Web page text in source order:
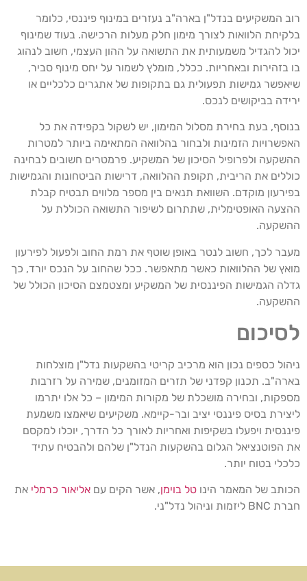
רוב המשקיעים בנדל"ן בארה"ב נעזרים במינוף פיננסי, כלומר
בלקיחת הלוואות לצורך מימון חלק מעלות הרכישה. בעוד שמינוף
יכול להגדיל משמעותית את התשואה על ההון העצמי, חשוב לנהוג
בו בזהירות ובאחריות. ככלל, מומלץ לשמור על יחס מינוף סביר,
שיאפשר גמישות תפעולית גם בתקופות של אתגרים כלכליים או
ירידה בביקושים לנכס.
בנוסף, בעת בחירת מסלול המימון, יש לשקול בקפידה את כל
האפשרויות הזמינות ולבחור בהלוואה המתאימה ביותר למטרות
ההשקעה ולפרופיל הסיכון של המשקיע. פרמטרים חשובים לבחינה
כוללים את הריבית, תקופת ההלוואה, דרישות הביטחונות והגמישות
בפירעון מוקדם. השוואת תנאים בין מספר מלווים תבטיח קבלת
ההצעה האופטימלית, שתתרום לשיפור התשואה הכוללת על
ההשקעה.
מעבר לכך, חשוב לנטר באופן שוטף את רמת החוב ולפעול לפירעון
מואץ של ההלוואות כאשר מתאפשר. ככל שהחוב על הנכס יורד, כך
גדלה הגמישות הפיננסית של המשקיע ומצטמצם הסיכון הכולל של
ההשקעה.
לסיכום
ניהול כספים נכון הוא מרכיב קריטי בהשקעות נדל"ן מוצלחות
בארה"ב. תכנון קפדני של תזרים המזומנים, שמירה על רזרבות
מספקות, ובחירה מושכלת של מקורות המימון – כל אלו יתרמו
ליצירת בסיס פיננסי יציב ובר-קיימא. משקיעים שיאמצו משמעת
פיננסית ויפעלו בשקיפות ואחריות לאורך כל הדרך, יוכלו למקסם
את הפוטנציאל הגלום בהשקעות הנדל"ן שלהם ולהבטיח עתיד
כלכלי בטוח יותר.
הכותב של המאמר הינו טל בוימן, אשר הקים עם אליאור כרמלי את
חברת BNC ליזמות וניהול נדל"ני.